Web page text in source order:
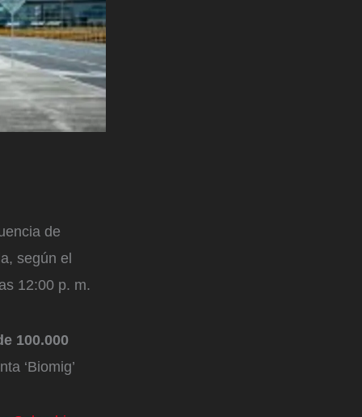
de
según el
12:00 p. m.
100.000
‘Biomig’